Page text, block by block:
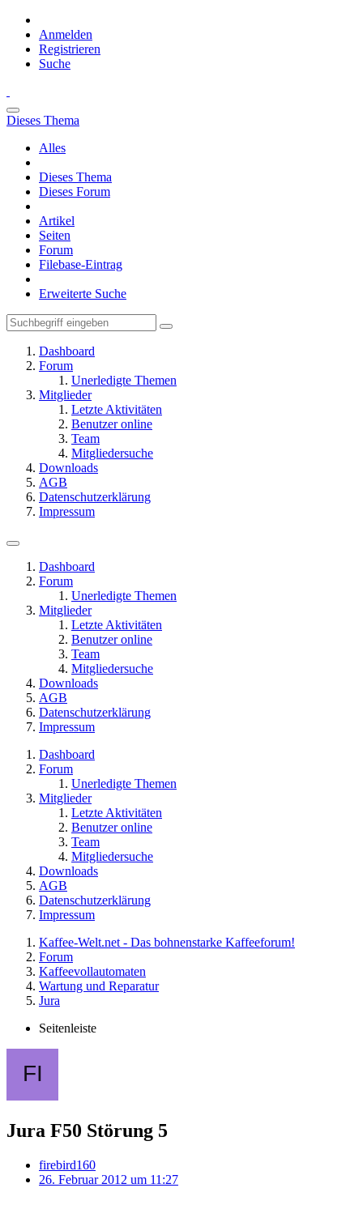
Anmelden
Registrieren
Suche
Dieses Thema
Alles
Dieses Thema
Dieses Forum
Artikel
Seiten
Forum
Filebase-Eintrag
Erweiterte Suche
Dashboard
Forum
Unerledigte Themen
Mitglieder
Letzte Aktivitäten
Benutzer online
Team
Mitgliedersuche
Downloads
AGB
Datenschutzerklärung
Impressum
Dashboard
Forum
Unerledigte Themen
Mitglieder
Letzte Aktivitäten
Benutzer online
Team
Mitgliedersuche
Downloads
AGB
Datenschutzerklärung
Impressum
Dashboard
Forum
Unerledigte Themen
Mitglieder
Letzte Aktivitäten
Benutzer online
Team
Mitgliedersuche
Downloads
AGB
Datenschutzerklärung
Impressum
Kaffee-Welt.net - Das bohnenstarke Kaffeeforum!
Forum
Kaffeevollautomaten
Wartung und Reparatur
Jura
Seitenleiste
Jura F50 Störung 5
firebird160
26. Februar 2012 um 11:27